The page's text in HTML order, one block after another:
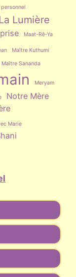
Lumière
Maat-Rê-Ya
Maître Kuthumi
Maître Sananda
Meryam
Notre Mère
Marie